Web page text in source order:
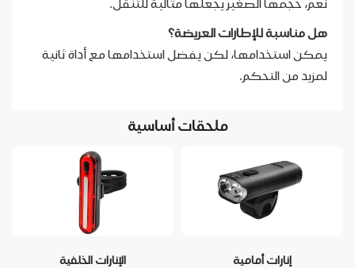
نعم، حجمها الصغير يجعلها مثالية للتنقل.
هل مناسبة للإطارات العريضة؟
يمكن استخدامها، لكن يفضل استخدامها مع أداة ثانية
لمزيد من التحكم.
ملحقات أساسية
إنارات أمامية الإنارات الخلفية